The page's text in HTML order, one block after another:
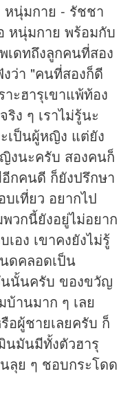
นุ่มกาย - รัชชา
หนุ่มกาย พร้อมกับ
เดทถึงลูกคนที่สอง
ว่า "คนที่สองก็ดี
ะฮารุเขาแพ้ท้อง
ง ๆ เราไม่รู้นะ
ป็นผู้หญิง แต่ยัง
งนะครับ สองคนก็
กคนดี ก็ยังปรึกษา
เที่ยว อยากไป
วกนี้ยังอยู่ไม่อยาก
อง เขาคงยังไม่รู้
ดคลอดเป็น
นนั้นครับ ของขวัญ
านมาก ๆ เลย
อผู้ชายเลยครับ ก็
นมันมีทั้งตัวฮารุ
ลุย ๆ ชอบกระโดด